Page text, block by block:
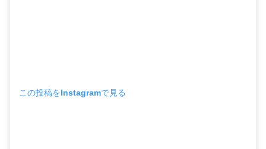
この投稿をInstagramで見る